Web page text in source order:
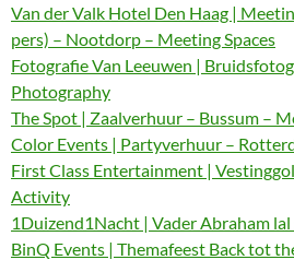
Van der Valk Hotel Den Haag |
pers) – Nootdorp – Meeting Spaces
Fotografie Van Leeuwen |
Photography
The Spot | Zaalverhuur – Bussum –
Color Events | Partyverhuur –
First Class Entertainment |
Activity
1Duizend1Nacht | Vader Abraham lal
BinQ Events | Themafeest Back tot